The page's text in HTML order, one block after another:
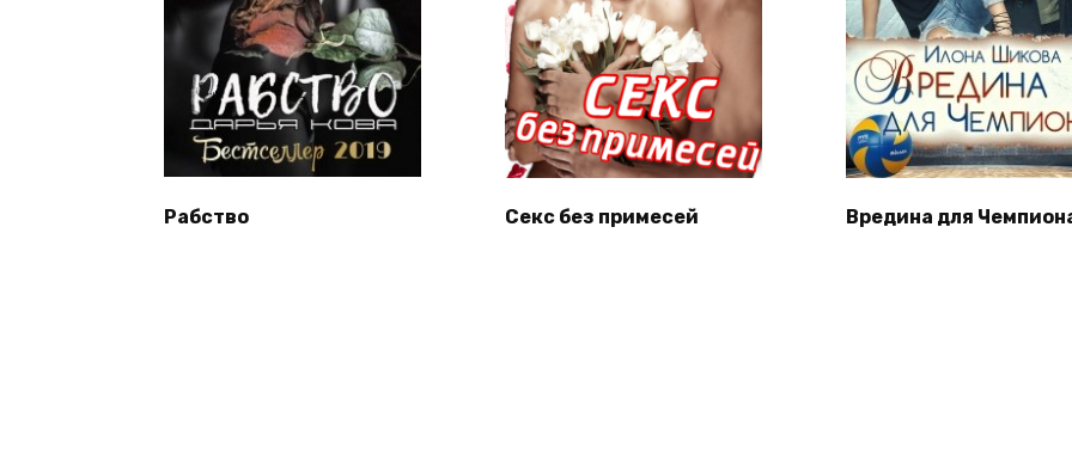
Рабство Секс без примесей Вредина для